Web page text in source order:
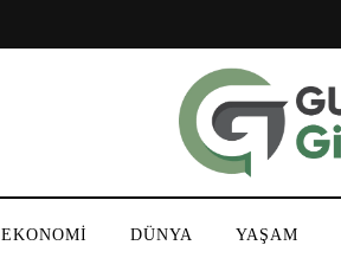
EKONOMİ DÜNYA YAŞAM